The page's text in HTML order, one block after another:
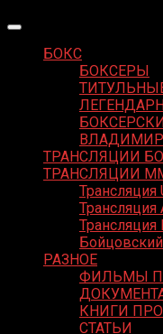
БОКС
БОКСЕРЫ
ТРАНСЛЯЦИИ
ТРАНСЛЯЦИИ
Трансляция
Трансляция
Трансляция
РАЗНОЕ
ФИЛЬМЫ
КНИГИ
СТАТЬИ